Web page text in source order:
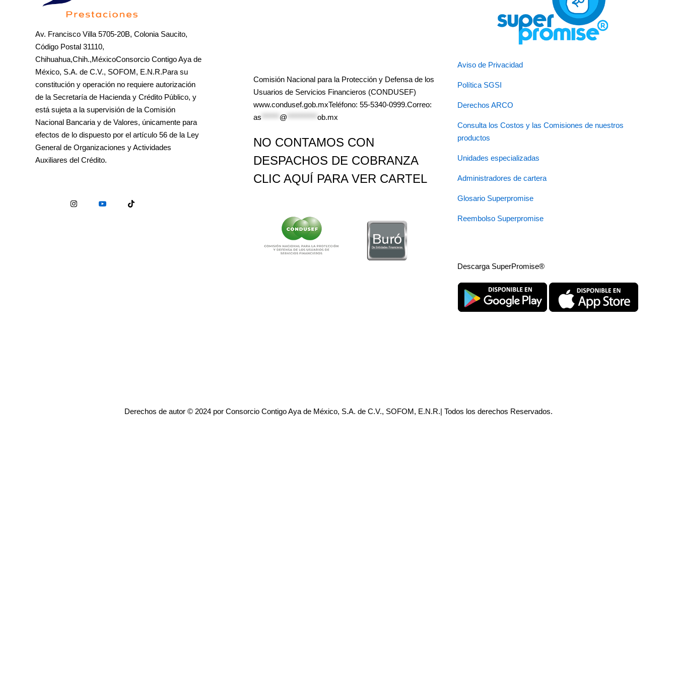
Av. Francisco Villa 5705-20B, Colonia Saucito,
Código Postal 31110,
Chihuahua,Chih.,MéxicoConsorcio Contigo Aya de
México, S.A. de C.V., SOFOM, E.N.R.Para su
constitución y operación no requiere autorización
de la Secretaría de Hacienda y Crédito Público, y
está sujeta a la supervisión de la Comisión
Nacional Bancaria y de Valores, únicamente para
efectos de lo dispuesto por el artículo 56 de la Ley
General de Organizaciones y Actividades
Auxiliares del Crédito.
Comisión Nacional para la Protección y Defensa de los
Usuarios de Servicios Financieros (CONDUSEF)
www.condusef.gob.mxTeléfono: 55-5340-0999.Correo:
as
@ ob.mx
NO CONTAMOS CON
DESPACHOS DE COBRANZA
CLIC AQUÍ PARA VER CARTEL
Aviso de Privacidad
Política SGSI
Derechos ARCO
Consulta los Costos y las Comisiones de nuestros
productos
Unidades especializadas
Administradores de cartera
Glosario Superpromise
Reembolso Superpromise
Descarga SuperPromise®
Derechos de autor © 2024 por Consorcio Contigo Aya de México, S.A. de C.V., SOFOM, E.N.R.| Todos los derechos Reservados.